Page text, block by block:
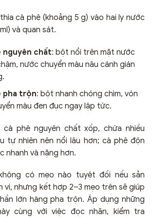
cà phê (khoảng 5 g) vào hai ly nước
và quan sát.
nguyên chất: bột nổi trên mặt nước
nước chuyển màu nâu cánh gián
pha trộn: bột nhanh chóng chìm, vón
màu đen đục ngay lập tức.
cà phê nguyên chất xốp, chứa nhiều
tự nhiên nên nổi lâu hơn; cà phê độn
nhanh và nặng hơn.
có mẹo nào tuyệt đối nếu sản
vi, nhưng kết hợp 2–3 mẹo trên sẽ giúp
lớn hàng pha trộn. Áp dụng những
cùng với việc đọc nhãn, kiểm tra